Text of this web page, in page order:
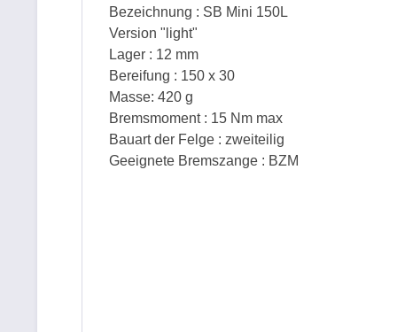
Bezeichnung : SB Mini 150L
Version "light"
Lager : 12 mm
Bereifung : 150 x 30
Masse: 420 g
Bremsmoment : 15 Nm max
Bauart der Felge : zweiteilig
Geeignete Bremszange : BZM